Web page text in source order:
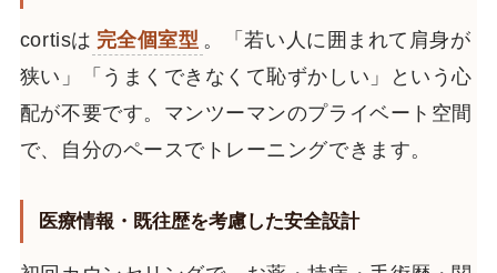
cortisは 完全個室型 。「若い人に囲まれて肩身が
狭い」「うまくできなくて恥ずかしい」という心
配が不要です。マンツーマンのプライベート空間
で、自分のペースでトレーニングできます。
医療情報・既往歴を考慮した安全設計